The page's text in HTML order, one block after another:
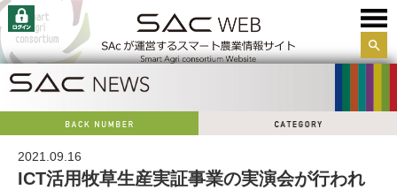
サイ
2021.09.16
ICT活用牧草生産実証事業の実演会が行われ